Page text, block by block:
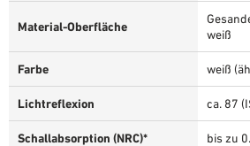
Material-Oberfläche
weiß
Farbe weiß
Lichtreflexion ca. 87
Schallabsorption (NRC)* bis zu